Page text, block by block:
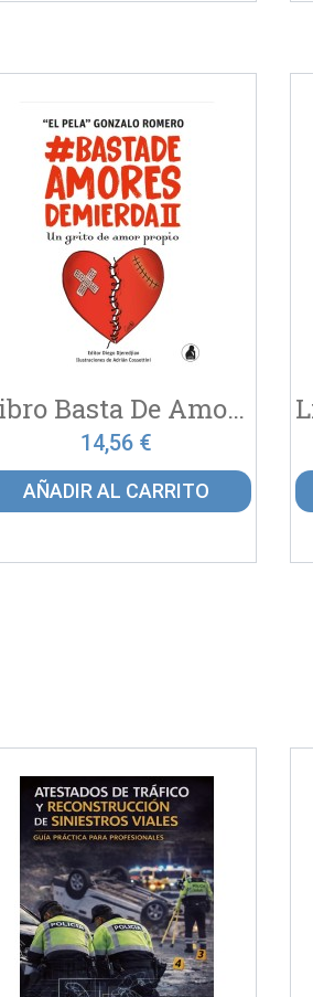
Libro Basta De Amores De...
14,56 €
AÑADIR AL CARRITO